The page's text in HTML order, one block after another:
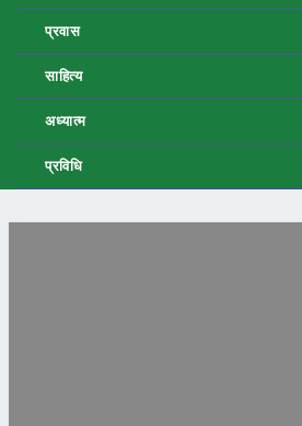
प्रवास
साहित्य
अध्यात्म
प्रविधि